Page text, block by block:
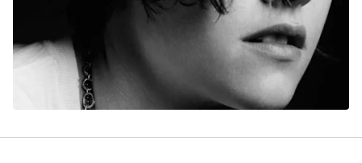
Thế giới đó đây
Câu chuyện quốc tế
Kinh tế
Thị trường
Góc doanh nghiệp
Dữ liệu và đời sống
Truyền hình